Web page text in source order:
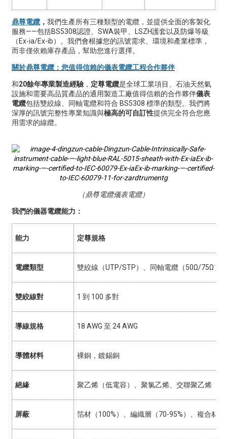
鼎尊電纜， 我們生產所有三種類型的電纜，並提供全面的客製化
服務——包括BS5308認證、SWA裝甲、LSZH護套以及防爆等級
（Ex-ia/Ex-ib）。我們會根據您的訊號需求、環境和產業標準，
而非僅依賴庫存產品，幫助您進行選擇。
關於鼎尊電纜：您值得信賴的儀表電纜工程合作夥伴
和20餘年專業製造經驗， 定尊電纜是全球工業項目、石油天然氣
設施和需要高品質產品的通用製造工廠值得信賴的合作夥伴儀表
電纜包括雙絞線、同軸電纜和符合 BS5308 標準的類型。我們將
深厚的訊號完整性專業知識與極高的可自訂性提供完全符合您應
用需求的線纜。
（鼎尊電纜儀表電纜）
我們的儀器電纜能力：
能力 定尊規格
電纜類型 雙絞線（UTP/STP）、同軸電纜（50Ω/75Ω）
雙絞線對 1 到 100 多對
導線規格 18 AWG 至 24 AWG
導體材料 裸銅，鍍錫銅
絕緣 聚乙烯（低電容）、聚氯乙烯、交聯聚乙烯
屏蔽 箔材（100%）、編織層（70-95%）、複合材